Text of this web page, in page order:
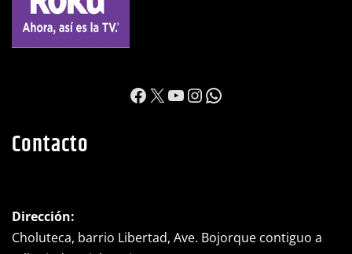
https://
X YouTube
Instagram
WhatsApp
Contacto
Dirección:
Choluteca, barrio Libertad, Ave. Bojorque contiguo a